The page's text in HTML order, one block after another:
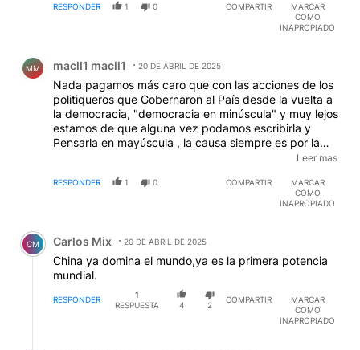
RESPONDER 1 0 COMPARTIR
MARCAR
COMO
INAPROPIADO
MM macll1 macll1 20 DE ABRIL DE 2025
Nada pagamos más caro que con las acciones de los
politiqueros que Gobernaron al País desde la vuelta a
la democracia, "democracia en minúscula" y muy lejos
estamos de que alguna vez podamos escribirla y
Pensarla en mayúscula , la causa siempre es por la
la Constitución Nacional.
Leer mas
RESPONDER 1 0 COMPARTIR
MARCAR
COMO
INAPROPIADO
Comentario de Carlos Mix.
CM Carlos Mix 20 DE ABRIL DE 2025
China ya domina el mundo,ya es la primera potencia
mundial.
RESPONDER
1
RESPUESTA
4 2
COMPARTIR
MARCAR
COMO
INAPROPIADO